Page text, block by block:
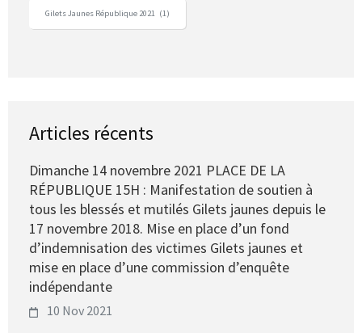
Gilets Jaunes République 2021 (1)
Articles récents
Dimanche 14 novembre 2021 PLACE DE LA
RÉPUBLIQUE 15H : Manifestation de soutien à
tous les blessés et mutilés Gilets jaunes depuis le
17 novembre 2018. Mise en place d’un fond
d’indemnisation des victimes Gilets jaunes et
mise en place d’une commission d’enquête
indépendante
10 Nov 2021